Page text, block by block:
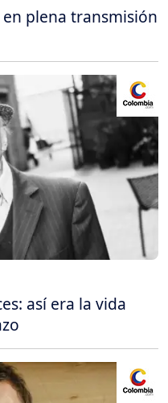
plena transmisión
así era la vida